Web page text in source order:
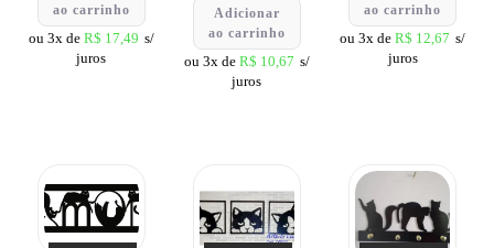
ao carrinho
ou 3x de R$ 17,49 s/
juros
Adicionar
ao carrinho
ou 3x de R$ 10,67 s/
juros
ao carrinho
ou 3x deR$ 12,67 s/
juros